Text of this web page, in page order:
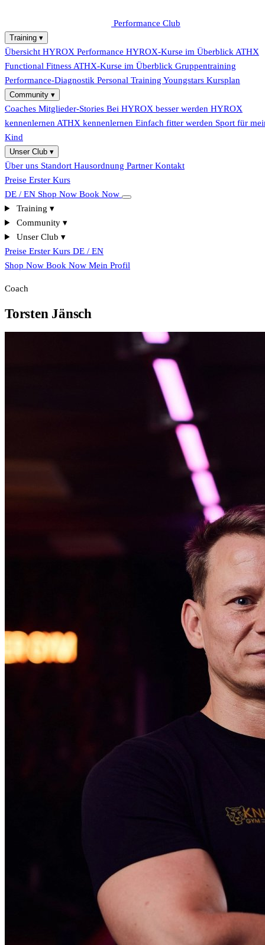
Performance Club
Training ▾
Übersicht HYROX Performance HYROX-Kurse im Überblick ATHX
Functional Fitness ATHX-Kurse im Überblick Gruppentraining
Performance-Diagnostik Personal Training Youngstars Kursplan
Community ▾
Coaches Mitglieder-Stories Bei HYROX besser werden HYROX
kennenlernen ATHX kennenlernen Einfach fitter werden Sport für
Kind
Unser Club ▾
Über uns Standort Hausordnung Partner Kontakt
Preise Erster Kurs
DE / EN Shop Now Book Now
Training ▾
Community ▾
Unser Club ▾
Preise Erster Kurs DE / EN
Shop Now Book Now Mein Profil
Coach
Torsten Jänsch